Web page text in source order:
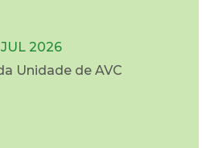
2026
Unidade de AVC